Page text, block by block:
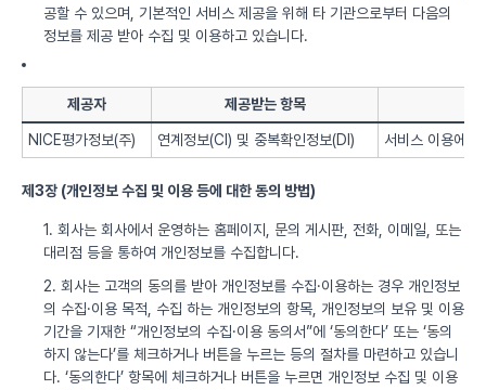
공할 수 있으며, 기본적인 서비스 제공을 위해 타 기관으로부터 다음의
정보를 제공 받아 수집 및 이용하고 있습니다.
제공자 제공받는 항목
NICE평가정보(주) 연계정보(CI) 및 중복확인정보(DI) 서비스 이용에
제3장 (개인정보 수집 및 이용 등에 대한 동의 방법)
1. 회사는 회사에서 운영하는 홈페이지, 문의 게시판, 전화, 이메일, 또는
대리점 등을 통하여 개인정보를 수집합니다.
2. 회사는 고객의 동의를 받아 개인정보를 수집·이용하는 경우 개인정보
의 수집·이용 목적, 수집 하는 개인정보의 항목, 개인정보의 보유 및 이용
기간을 기재한 “개인정보의 수집·이용 동의서”에 ‘동의한다’ 또는 ‘동의
하지 않는다’를 체크하거나 버튼을 누르는 등의 절차를 마련하고 있습니
다. ‘동의한다’ 항목에 체크하거나 버튼을 누르면 개인정보 수집 및 이용